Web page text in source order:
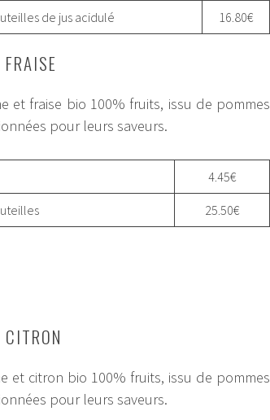
de jus acidulé 16.80€
et fraise bio 100% fruits, issu de pommes
pour leurs saveurs.
4.45€
25.50€
et citron bio 100% fruits, issu de pommes
pour leurs saveurs.